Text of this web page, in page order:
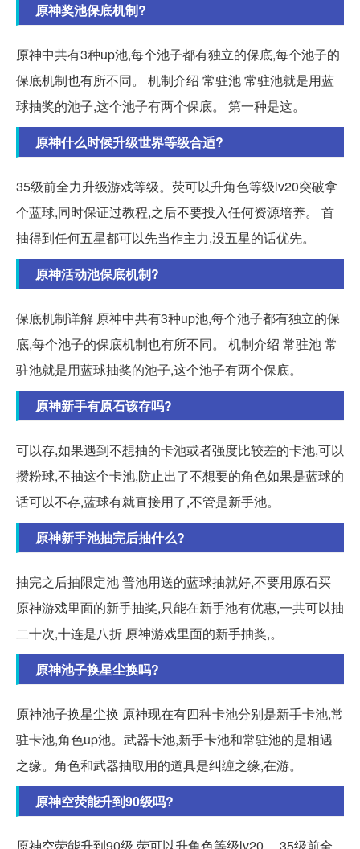
原神奖池保底机制?
原神中共有3种up池,每个池子都有独立的保底,每个池子的
保底机制也有所不同。 机制介绍 常驻池 常驻池就是用蓝
球抽奖的池子,这个池子有两个保底。 第一种是这。
原神什么时候升级世界等级合适?
35级前全力升级游戏等级。荧可以升角色等级lv20突破拿
个蓝球,同时保证过教程,之后不要投入任何资源培养。 首
抽得到任何五星都可以先当作主力,没五星的话优先。
原神活动池保底机制?
保底机制详解 原神中共有3种up池,每个池子都有独立的保
底,每个池子的保底机制也有所不同。 机制介绍 常驻池 常
驻池就是用蓝球抽奖的池子,这个池子有两个保底。
原神新手有原石该存吗?
可以存,如果遇到不想抽的卡池或者强度比较差的卡池,可以
攒粉球,不抽这个卡池,防止出了不想要的角色如果是蓝球的
话可以不存,蓝球有就直接用了,不管是新手池。
原神新手池抽完后抽什么?
抽完之后抽限定池 普池用送的蓝球抽就好,不要用原石买
原神游戏里面的新手抽奖,只能在新手池有优惠,一共可以抽
二十次,十连是八折 原神游戏里面的新手抽奖,。
原神池子换星尘换吗?
原神池子换星尘换 原神现在有四种卡池分别是新手卡池,常
驻卡池,角色up池。武器卡池,新手卡池和常驻池的是相遇
之缘。角色和武器抽取用的道具是纠缠之缘,在游。
原神空荧能升到90级吗?